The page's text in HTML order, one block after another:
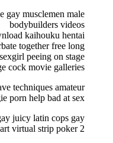
gay musclemen male
bodybuilders videos
kaihouku hentai.
together free long
peeing on stage
cock movie galleries.
techniques amateur
porn help bad at sex.
juicy latin cops gay
virtual strip poker 2.